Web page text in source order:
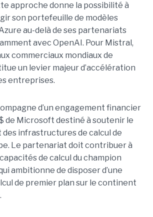
approche donne la possibilité à
son portefeuille de modèles
au-delà de ses partenariats
avec OpenAI. Pour Mistral,
commerciaux mondiaux de
un levier majeur d’accélération
entreprises.
d’un engagement financier
de Microsoft destiné à soutenir le
infrastructures de calcul de
Le partenariat doit contribuer à
capacités de calcul du champion
ambitionne de disposer d’une
de premier plan sur le continent